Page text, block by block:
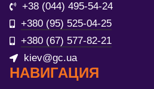
+38 (044) 495-54-24
+380 (95) 525-04-25
+380 (67) 577-82-21
kiev@gc.ua
НАВИГАЦИЯ